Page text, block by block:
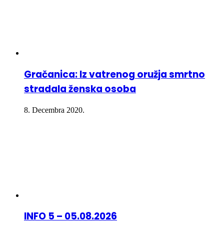
Gračanica: Iz vatrenog oružja smrtno
stradala ženska osoba
8. Decembra 2020.
INFO 5 – 05.08.2026